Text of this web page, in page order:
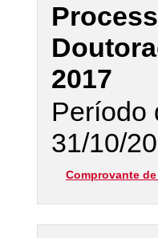
2017
Período
31/10/
Comprovante